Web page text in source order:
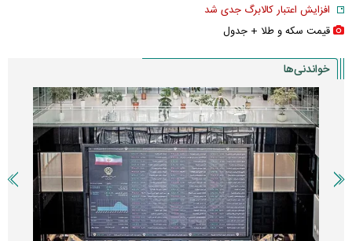
افزایش اعتبار کالابرگ جدی شد
قیمت سکه و طلا + جدول
خواندنی‌ها